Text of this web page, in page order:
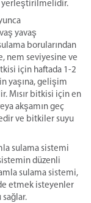
yerleştirilmelidir.
yavaş
borularından
nem seviyesine ve
için haftada 1-2
yaşına, gelişim
Mısır bitkisi için en
akşamın geç
ve bitkiler suyu
sulama sistemi
düzenli
sulama sistemi,
etmek isteyenler